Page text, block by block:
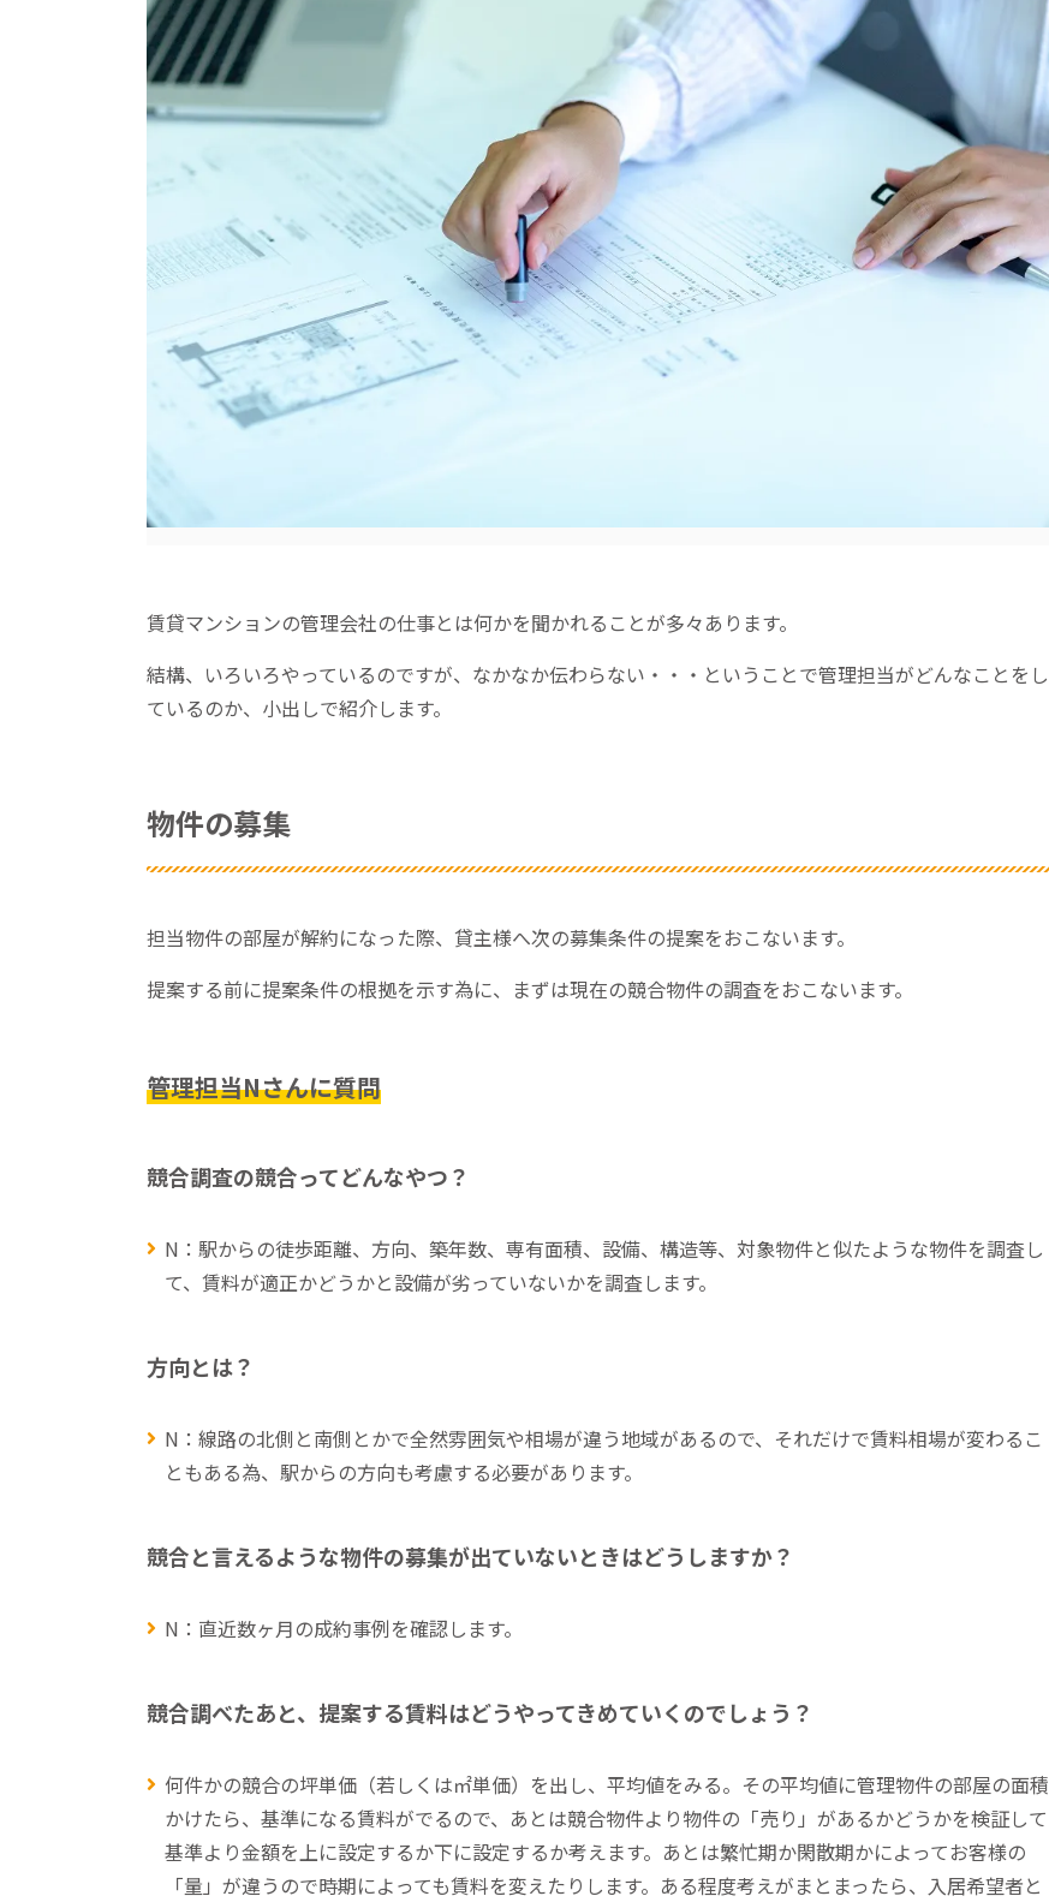
賃貸マンションの管理会社の仕事とは何かを聞かれることが多々あります。
結構、いろいろやっているのですが、なかなか伝わらない・・・ということで管理担当がどんなことをし
ているのか、小出しで紹介します。
物件の募集
担当物件の部屋が解約になった際、貸主様へ次の募集条件の提案をおこないます。
提案する前に提案条件の根拠を示す為に、まずは現在の競合物件の調査をおこないます。
管理担当Nさんに質問
競合調査の競合ってどんなやつ？
N：駅からの徒歩距離、方向、築年数、専有面積、設備、構造等、対象物件と似たような物件を調査し
て、賃料が適正かどうかと設備が劣っていないかを調査します。
方向とは？
N：線路の北側と南側とかで全然雰囲気や相場が違う地域があるので、それだけで賃料相場が変わるこ
ともある為、駅からの方向も考慮する必要があります。
競合と言えるような物件の募集が出ていないときはどうしますか？
N：直近数ヶ月の成約事例を確認します。
競合調べたあと、提案する賃料はどうやってきめていくのでしょう？
何件かの競合の坪単価（若しくは㎡単価）を出し、平均値をみる。その平均値に管理物件の部屋の面積
かけたら、基準になる賃料がでるので、あとは競合物件より物件の「売り」があるかどうかを検証して
基準より金額を上に設定するか下に設定するか考えます。あとは繁忙期か閑散期かによってお客様の
「量」が違うので時期によっても賃料を変えたりします。ある程度考えがまとまったら、入居希望者と